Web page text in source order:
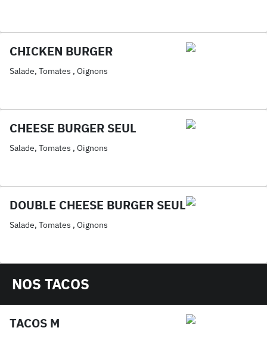
CHICKEN BURGER
Salade, Tomates , Oignons
CHEESE BURGER SEUL
Salade, Tomates , Oignons
DOUBLE CHEESE BURGER SEUL
Salade, Tomates , Oignons
NOS TACOS
TACOS M